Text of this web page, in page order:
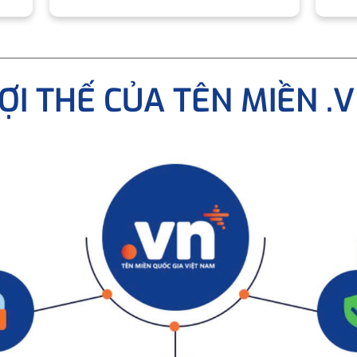
THẾ CỦA TÊN MIỀN